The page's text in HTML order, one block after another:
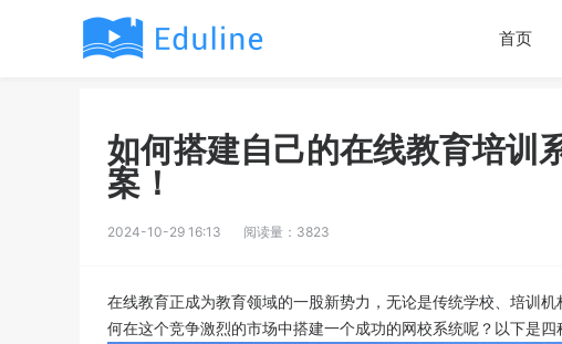
首页
如何搭建自己的在线教育培训
案！
2024-10-29 16:13 阅读量：3823
在线教育正成为教育领域的一股新势力，无论是传统学校、培训
何在这个竞争激烈的市场中搭建一个成功的网校系统呢？以下是四